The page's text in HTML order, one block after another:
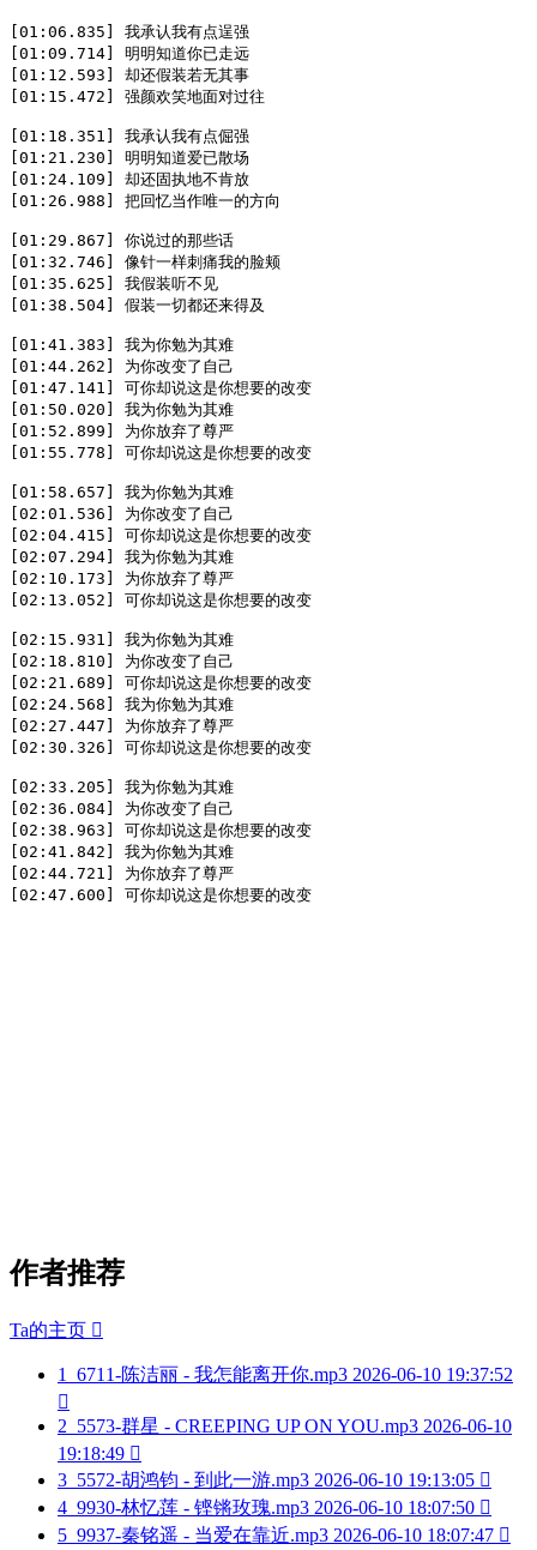
[01:06.835] 我承认我有点逞强
[01:09.714] 明明知道你已走远
[01:12.593] 却还假装若无其事
[01:15.472] 强颜欢笑地面对过往
[01:18.351] 我承认我有点倔强
[01:21.230] 明明知道爱已散场
[01:24.109] 却还固执地不肯放
[01:26.988] 把回忆当作唯一的方向
[01:29.867] 你说过的那些话
[01:32.746] 像针一样刺痛我的脸颊
[01:35.625] 我假装听不见
[01:38.504] 假装一切都还来得及
[01:41.383] 我为你勉为其难
[01:44.262] 为你改变了自己
[01:47.141] 可你却说这是你想要的改变
[01:50.020] 我为你勉为其难
[01:52.899] 为你放弃了尊严
[01:55.778] 可你却说这是你想要的改变
[01:58.657] 我为你勉为其难
[02:01.536] 为你改变了自己
[02:04.415] 可你却说这是你想要的改变
[02:07.294] 我为你勉为其难
[02:10.173] 为你放弃了尊严
[02:13.052] 可你却说这是你想要的改变
[02:15.931] 我为你勉为其难
[02:18.810] 为你改变了自己
[02:21.689] 可你却说这是你想要的改变
[02:24.568] 我为你勉为其难
[02:27.447] 为你放弃了尊严
[02:30.326] 可你却说这是你想要的改变
[02:33.205] 我为你勉为其难
[02:36.084] 为你改变了自己
[02:38.963] 可你却说这是你想要的改变
[02:41.842] 我为你勉为其难
[02:44.721] 为你放弃了尊严
[02:47.600] 可你却说这是你想要的改变
作者推荐
Ta的主页 
1 6711-陈洁丽 - 我怎能离开你.mp3 2026-06-10 19:37:52

2 5573-群星 - CREEPING UP ON YOU.mp3 2026-06-10
19:18:49 
3 5572-胡鸿钧 - 到此一游.mp3 2026-06-10 19:13:05 
4 9930-林忆莲 - 铿锵玫瑰.mp3 2026-06-10 18:07:50 
5 9937-秦铭遥 - 当爱在靠近.mp3 2026-06-10 18:07:47 